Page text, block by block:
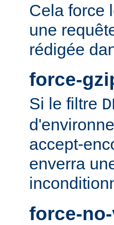
Cela force
une
rédigée
force-
Si le filtre
accept-
enverra
force-